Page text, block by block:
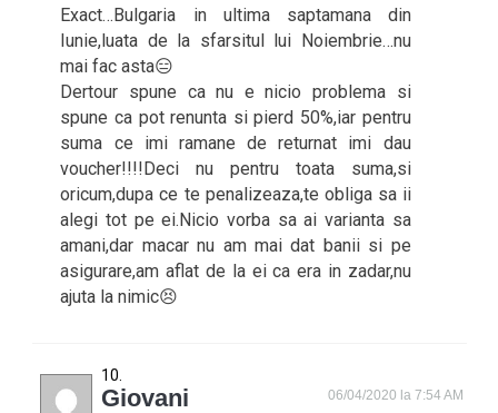
Exact…Bulgaria in ultima saptamana din
Iunie,luata de la sfarsitul lui Noiembrie…nu
mai fac asta😑
Dertour spune ca nu e nicio problema si
spune ca pot renunta si pierd 50%,iar pentru
suma ce imi ramane de returnat imi dau
voucher!!!!Deci nu pentru toata suma,si
oricum,dupa ce te penalizeaza,te obliga sa ii
alegi tot pe ei.Nicio vorba sa ai varianta sa
amani,dar macar nu am mai dat banii si pe
asigurare,am aflat de la ei ca era in zadar,nu
ajuta la nimic😣
Giovani 06/04/2020 la 7:54 AM